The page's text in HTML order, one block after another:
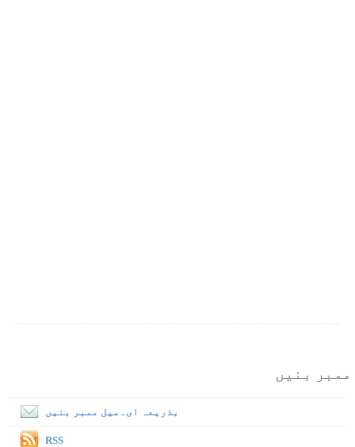
ممبر بنیں
بذریعہ ای۔میل ممبر بنیں
RSS